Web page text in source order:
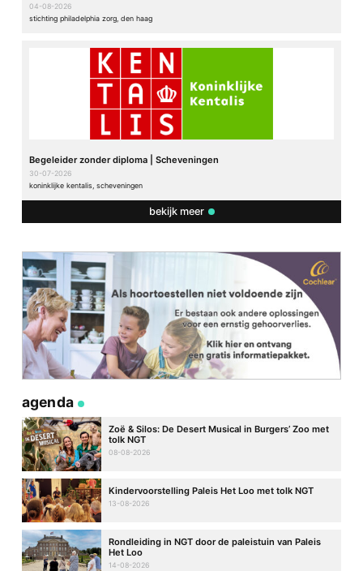
04-08-2026
stichting philadelphia zorg, den haag
Begeleider zonder diploma | Scheveningen
30-07-2026
koninklijke kentalis, scheveningen
bekijk meer
agenda
Zoë & Silos: De Desert Musical in Burgers’ Zoo met
tolk NGT
08-08-2026
Kindervoorstelling Paleis Het Loo met tolk NGT
13-08-2026
Rondleiding in NGT door de paleistuin van Paleis
Het Loo
14-08-2026